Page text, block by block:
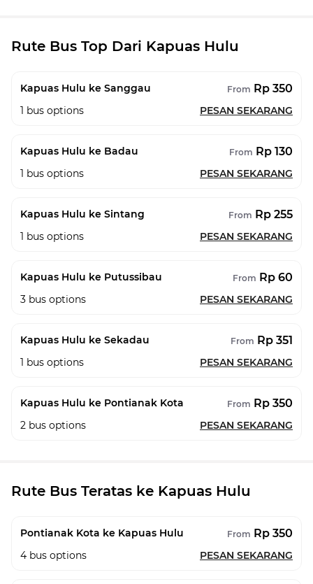
Rute Bus Top Dari Kapuas Hulu
Kapuas Hulu ke Sanggau From Rp 350
1 bus options PESAN SEKARANG
Kapuas Hulu ke Badau From Rp 130
1 bus options PESAN SEKARANG
Kapuas Hulu ke Sintang From Rp 255
1 bus options PESAN SEKARANG
Kapuas Hulu ke Putussibau From Rp 60
3 bus options PESAN SEKARANG
Kapuas Hulu ke Sekadau From Rp 351
1 bus options PESAN SEKARANG
Kapuas Hulu ke Pontianak Kota From Rp 350
2 bus options PESAN SEKARANG
Rute Bus Teratas ke Kapuas Hulu
Pontianak Kota ke Kapuas Hulu From Rp 350
4 bus options PESAN SEKARANG